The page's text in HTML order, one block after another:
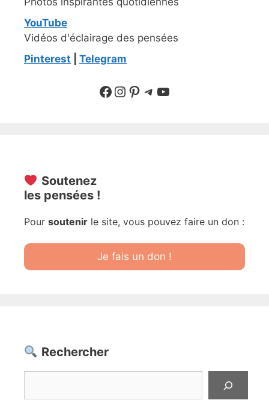
YouTube
Vidéos d'éclairage des pensées
Pinterest
Telegram
Suivre sur Facebook
Suivre sur Instagram
Pinterest
Sur Telegram
YouTube
Soutenez
les pensées !
Pour soutenir le site, vous pouvez faire un don :
Je fais un don !
Rechercher